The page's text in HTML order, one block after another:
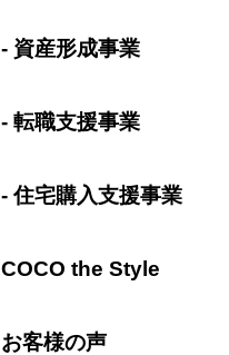
資産形成事業
転職支援事業
住宅購入支援事業
COCO the Style
お客様の声